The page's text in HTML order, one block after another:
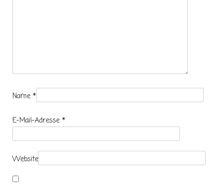
Name *
E-Mail-Adresse *
Website